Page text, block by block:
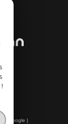
by Google |